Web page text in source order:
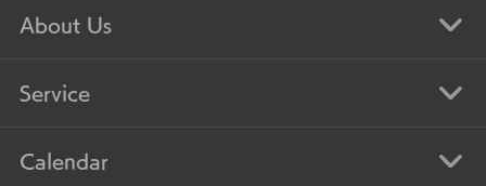
About Us
Service
Calendar